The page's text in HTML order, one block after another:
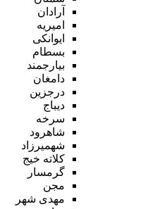
آرادان
امیریه
ایوانکی
بسطام
بیارجمند
دامغان
درجزین
دیباج
سرخه
شاهرود
شهمیرزاد
کلاته خیج
گرمسار
مجن
مهدی شهر